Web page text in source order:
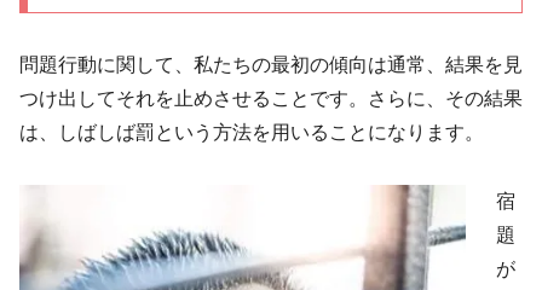
問題行動に関して、私たちの最初の傾向は通常、結果を見
つけ出してそれを止めさせることです。さらに、その結果
は、しばしば罰という方法を用いることになります。
宿
題
が